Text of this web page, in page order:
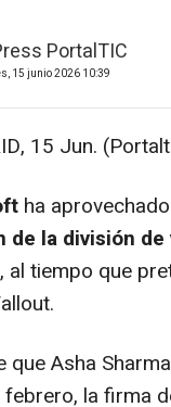
PortalTIC
15 junio 2026 10:39
15 Jun.
ha
de la división
al tiempo que
Asha
febrero, la firma